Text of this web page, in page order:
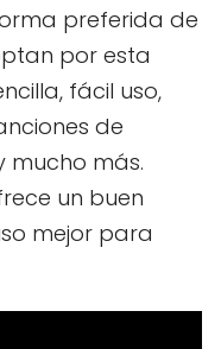
preferida de
por esta
fácil uso,
de
mucho más.
un buen
mejor para